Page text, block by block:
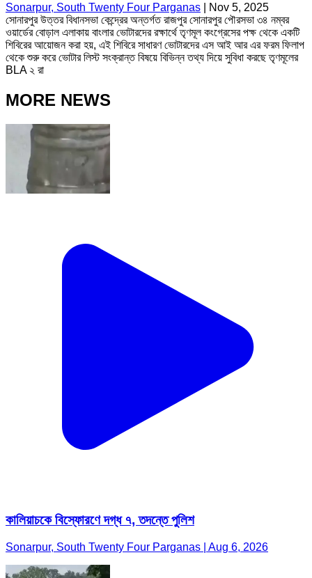
Sonarpur, South Twenty Four Parganas
Nov 5, 2025
সোনারপুর উত্তর বিধানসভা কেন্দ্রের অন্তর্গত রাজপুর সোনারপুর পৌরসভা ৩৪ নম্বর
ওয়ার্ডের বোড়াল এলাকায় বাংলার ভোটারদের রক্ষার্থে তৃণমূল কংগ্রেসের পক্ষ থেকে একটি
শিবিরের আয়োজন করা হয়, এই শিবিরে সাধারণ ভোটারদের এস আই আর এর ফরম ফিলাপ
থেকে শুরু করে ভোটার লিস্ট সংক্রান্ত বিষয়ে বিভিন্ন তথ্য দিয়ে সুবিধা করছে তৃণমূলের
BLA ২ রা
MORE NEWS
কালিয়াচকে বিস্ফোরণে দগ্ধ ৭, তদন্তে পুলিশ
Sonarpur, South Twenty Four Parganas | Aug 6, 2026